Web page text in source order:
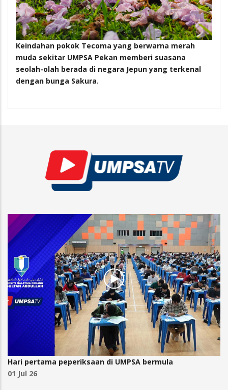
Keindahan pokok Tecoma yang berwarna merah
muda sekitar UMPSA Pekan memberi suasana
seolah-olah berada di negara Jepun yang terkenal
dengan bunga Sakura.
Hari pertama peperiksaan di UMPSA bermula
01 Jul 26